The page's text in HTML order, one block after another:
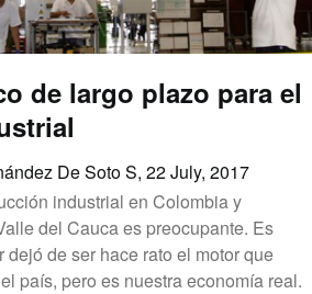
de largo plazo para el
De Soto S, 22 July, 2017
industrial en Colombia y
del Cauca es preocupante. Es
dejó de ser hace rato el motor que
país, pero es nuestra economía real.